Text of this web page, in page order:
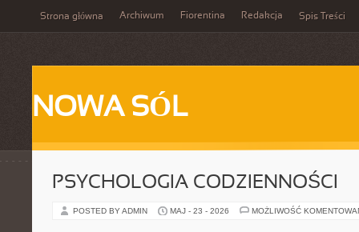
Strona główna Archiwum Fiorentina Redakcja Spis Treści
NOWA SÓL
PSYCHOLOGIA CODZIENNOŚCI
POSTED BY ADMIN MAJ - 23 - 2026 MOŻLIWOŚĆ